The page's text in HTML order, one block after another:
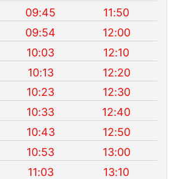
09:45
11:50
09:54
12:00
10:03
12:10
10:13
12:20
10:23
12:30
10:33
12:40
10:43
12:50
10:53
13:00
11:03
13:10